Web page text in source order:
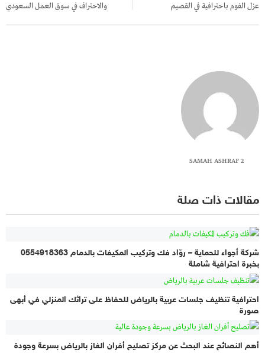
عزل الفوم باحترافية في القصيم
والاحتراف في سوق العمل السعودي
SAMAH ASHRAF 2
مقالات ذات صلة
شركة أجواء للحماية – روّاد فك وتركيب المكيفات بالدمام 0554918363
بخبرة احترافية شاملة
احترافية تنظيف جلسات عربية بالرياض للحفاظ على تراثك المنزلي في أبهى
صورة
أهم النصائح عند البحث عن مركز تصليح أفران الغاز بالرياض بسرعة وجودة